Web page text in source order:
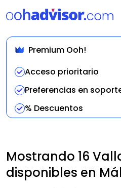
Premium Ooh!
Acceso prioritario
Preferencias en
% Descuentos
Mostrando 16
disponibles en